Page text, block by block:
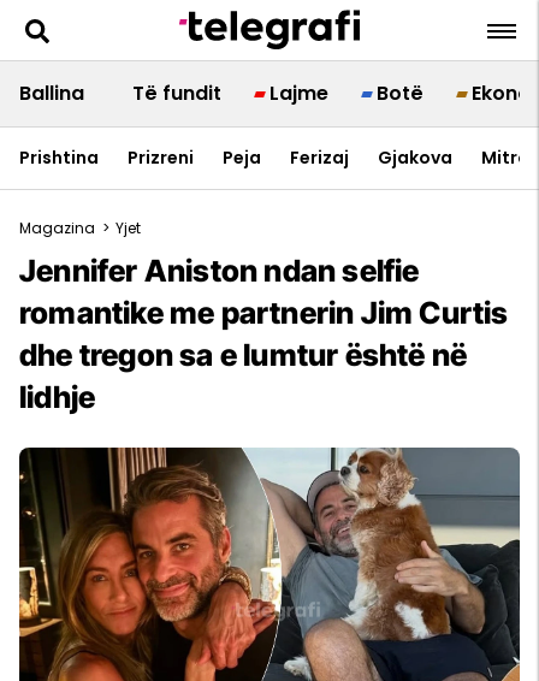
Ballina Të fundit Lajme Botë
Prishtina Prizreni Peja Ferizaj Gjakova
Magazina > Yjet
Jennifer Aniston ndan selfie
romantike me partnerin Jim Curtis
dhe tregon sa e lumtur është në
lidhje